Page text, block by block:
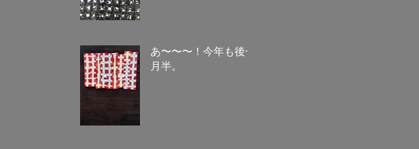
あ〜〜〜！今年も後一
月半。